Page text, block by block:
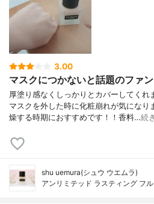
3.00
マスクにつかないと話題のファ
厚塗り感なくしっかりとカバーしてくれ
マスクを外した時に化粧崩れが気になり
燥する時期におすすめです！！香料…続
shu uemura(シュウ ウエムラ)
アンリミテッド ラスティング フ